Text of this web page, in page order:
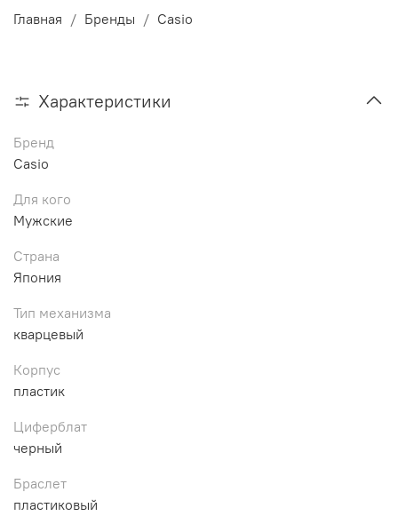
Главная Бренды Casio
Характеристики
Бренд
Casio
Для кого
Мужские
Страна
Япония
Тип механизма
кварцевый
Корпус
пластик
Циферблат
черный
Браслет
пластиковый